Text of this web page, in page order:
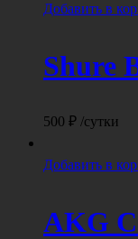
Добавить в
Shure
500 ₽ /сутки
Добавить в
AKG